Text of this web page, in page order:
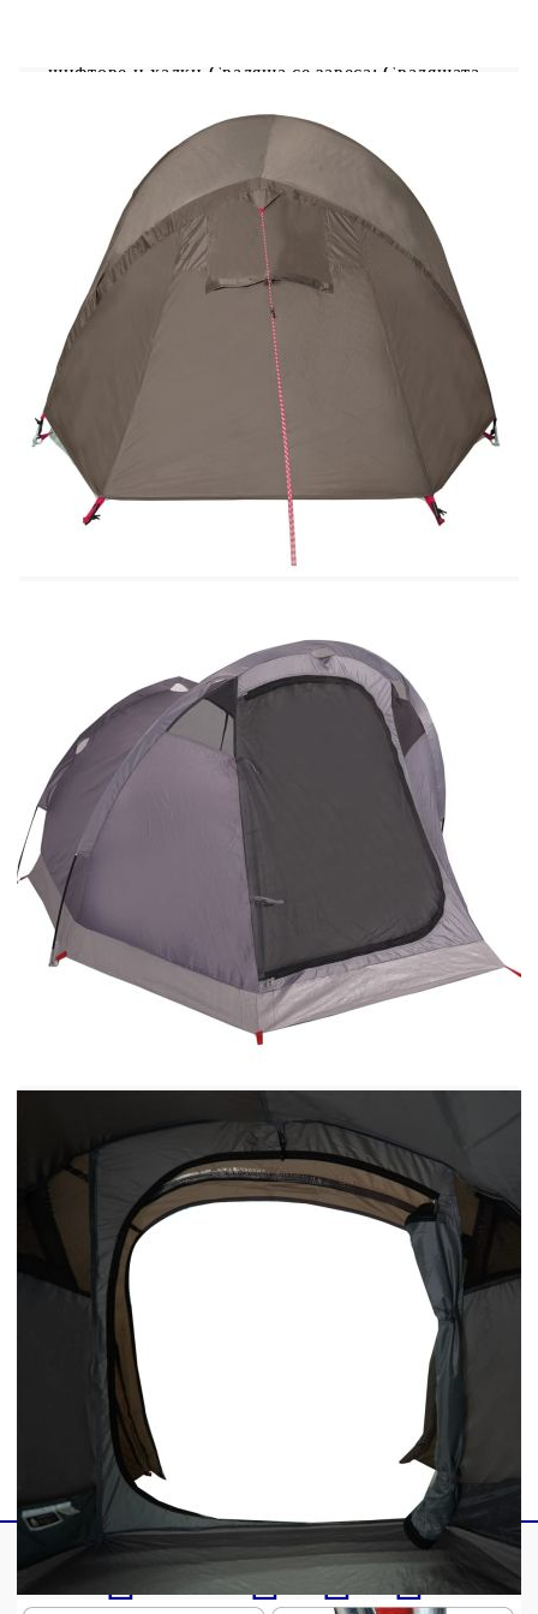
щифтове и халки.Сваляща се завеса: Свалящата
на палатката за засенчване, подслон и
уединение.Добра вентилация & защита от
комари: Мрежестите стени не само предлагат
отлична вентилация, но и ефективно предпазват
насекомите от насекоми, осигурявайки
комфортно изживяване за потребителите.Лесен
достъп: Вратата с цип позволява лесен достъп.
Можете да я навиете и заключите с лостовете на
вратата. Освен това, тя насърчава въздушния
поток и осигурява изобилие от естествена
светлина. Предупреждение:Дръжте всички
източници на пламък и топлина далеч от
тъканта на този продукт.
Материал: 185T полиестер с PU покритие
Мрежест материал: 68D полиестер
Вътрешни размери на палатката: 210 x 120
Размери на опаковката: 59 x 23 x 23 см (Д x
Капацитет за спане: 2 души
Тип палатка: Къмпинг палатка, тунелна
палатка
Тегло: 2,2 кг
Брой врати: 1
С двоен достъп с цип
С подвижен комарник
Доставката съдържа:
1 х Палатка
1 x Палатка дъждобран
1 x Чанта за носене
Предупреждение Дръжте всички източници на
пламък и топлина далеч от плата на този
продукт. Продуктът не е подходящ за
атмосферни условия като силен вятър,
снеговалеж и екстремни метеорологични
условия. GPSR